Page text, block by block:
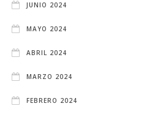
JUNIO 2024
MAYO 2024
ABRIL 2024
MARZO 2024
FEBRERO 2024